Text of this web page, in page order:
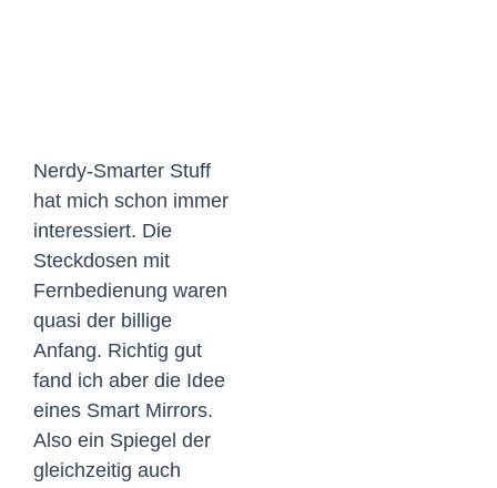
Nerdy-Smarter Stuff
hat mich schon immer
interessiert. Die
Steckdosen mit
Fernbedienung waren
quasi der billige
Anfang. Richtig gut
fand ich aber die Idee
eines Smart Mirrors.
Also ein Spiegel der
gleichzeitig auch